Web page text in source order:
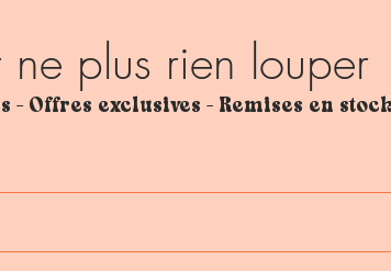
ne plus rien louper
- Offres exclusives - Remises en